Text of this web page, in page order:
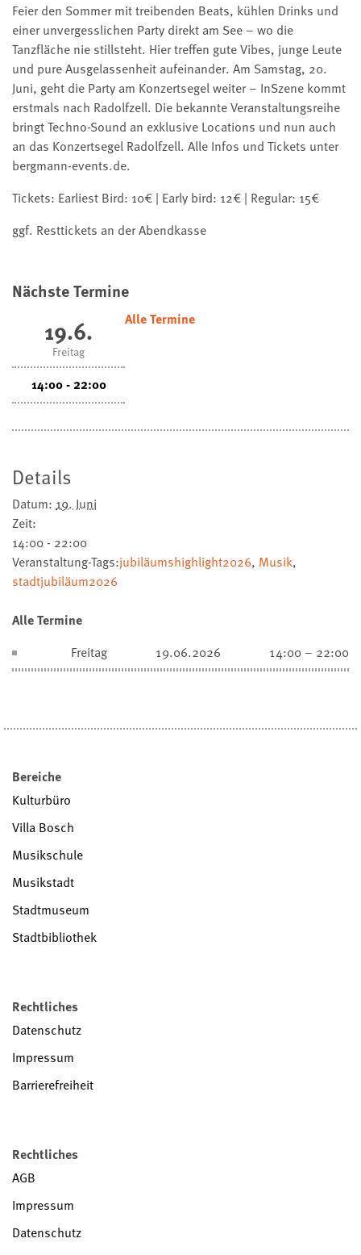
Feier den Sommer mit treibenden Beats, kühlen Drinks und
einer unvergesslichen Party direkt am See – wo die
Tanzfläche nie stillsteht. Hier treffen gute Vibes, junge Leute
und pure Ausgelassenheit aufeinander. Am Samstag, 20.
Juni, geht die Party am Konzertsegel weiter – InSzene kommt
erstmals nach Radolfzell. Die bekannte Veranstaltungsreihe
bringt Techno-Sound an exklusive Locations und nun auch
an das Konzertsegel Radolfzell. Alle Infos und Tickets unter
bergmann-events.de.
Tickets: Earliest Bird: 10€ | Early bird: 12€ | Regular: 15€
ggf. Resttickets an der Abendkasse
Nächste Termine
19.6.
Freitag
14:00 - 22:00
Alle Termine
Details
Datum: 19. Juni
Zeit:
14:00 - 22:00
Veranstaltung-Tags:jubiläumshighlight2026, Musik,
stadtjubiläum2026
Alle Termine
Freitag
19.06.2026 14:00 – 22:00
Bereiche
Kulturbüro
Villa Bosch
Musikschule
Musikstadt
Stadtmuseum
Stadtbibliothek
Rechtliches
Datenschutz
Impressum
Barrierefreiheit
Rechtliches
AGB
Impressum
Datenschutz